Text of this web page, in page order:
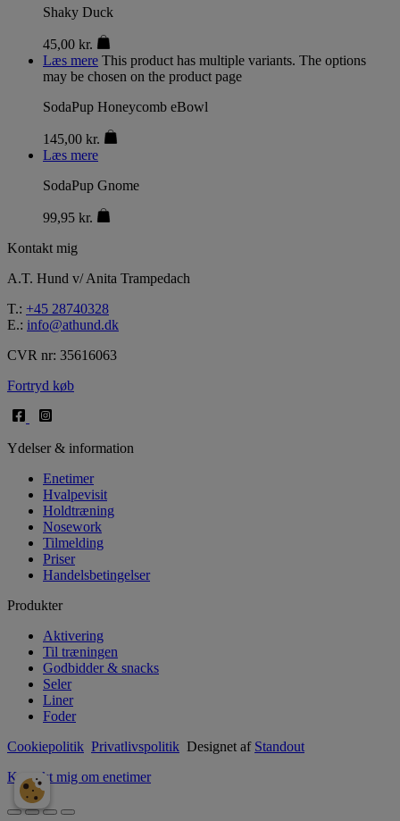
Shaky Duck
45,00 kr.
Læs mere This product has multiple variants. The options
may be chosen on the product page
SodaPup Honeycomb eBowl
145,00 kr.
Læs mere
SodaPup Gnome
99,95 kr.
Kontakt mig
A.T. Hund v/ Anita Trampedach
T.: +45 28740328
E.: info@athund.dk
CVR nr: 35616063
Fortryd køb
Ydelser & information
Enetimer
Hvalpevisit
Holdtræning
Nosework
Tilmelding
Priser
Handelsbetingelser
Produkter
Aktivering
Til træningen
Godbidder & snacks
Seler
Liner
Foder
Cookiepolitik Privatlivspolitik Designet af Standout
Kontakt mig om enetimer